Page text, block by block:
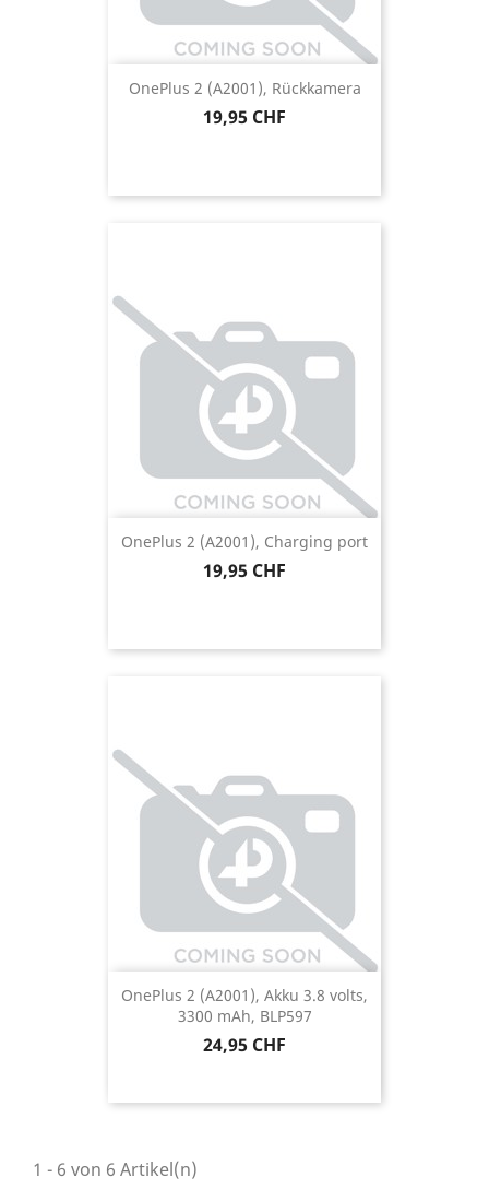
OnePlus 2 (A2001), Rückkamera
Preis
19,95 CHF
OnePlus 2 (A2001), Charging port
Preis
19,95 CHF
OnePlus 2 (A2001), Akku 3.8 volts,
3300 mAh, BLP597
Preis
24,95 CHF
1 - 6 von 6 Artikel(n)